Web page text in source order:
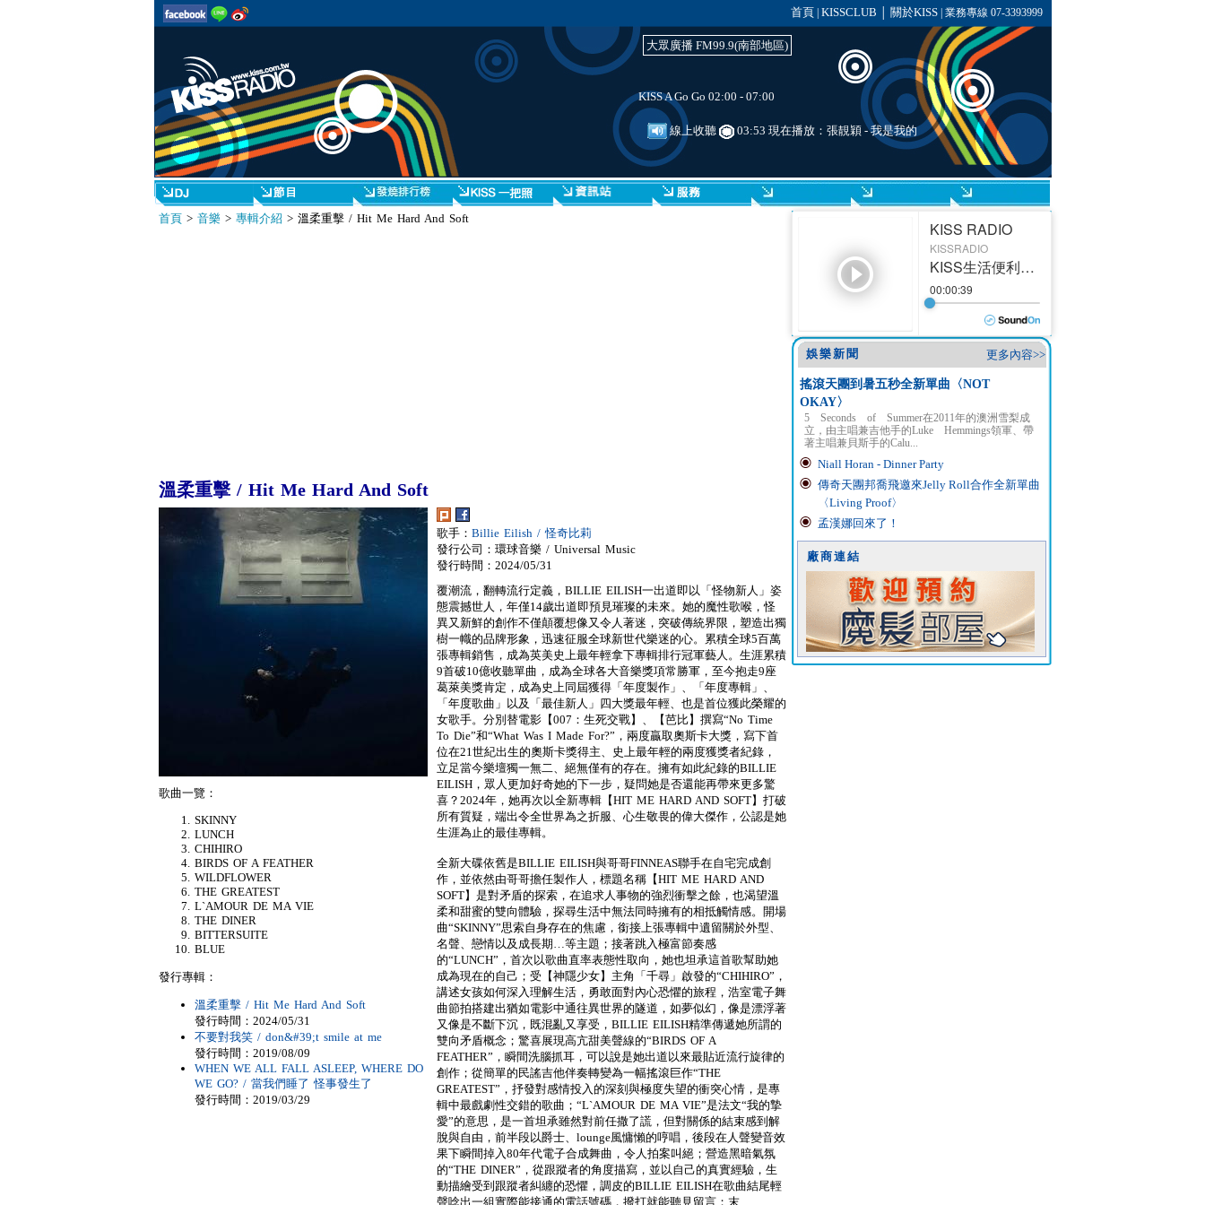
首頁 KISSCLUB 關於KISS| 業務專線 07-3393999
大眾廣播 FM99.9(南部地區)
KISS A Go Go 02:00 - 07:00
線上收聽 03:53 現在播放： 張靚穎-我是我的
首頁> 音樂> 專輯介紹 > 溫柔重擊 / Hit Me Hard And Soft
溫柔重擊 / Hit Me Hard And Soft
歌手： Billie Eilish / 怪奇比莉
發行公司：環球音樂 / Universal Music
發行時間：2024/05/31
覆潮流，翻轉流行定義，BILLIE EILISH一出道即以「怪物新人」姿
態震撼世人，年僅14歲出道即預見璀璨的未來。她的魔性歌喉，怪
異又新鮮的創作不僅顛覆想像又令人著迷，突破傳統界限，塑造出獨
樹一幟的品牌形象，迅速征服全球新世代樂迷的心。累積全球5百萬
張專輯銷售，成為英美史上最年輕拿下專輯排行冠軍藝人。生涯累積
9首破10億收聽單曲，成為全球各大音樂獎項常勝軍，至今抱走9座
葛萊美獎肯定，成為史上同屆獲得「年度製作」、「年度專輯」、
「年度歌曲」以及「最佳新人」四大獎最年輕、也是首位獲此榮耀的
女歌手。分別替電影【007：生死交戰】、【芭比】撰寫“No Time
To Die”和“What Was I Made For?”，兩度贏取奧斯卡大獎，寫下首
位在21世紀出生的奧斯卡獎得主、史上最年輕的兩度獲獎者紀錄，
立足當今樂壇獨一無二、絕無僅有的存在。擁有如此紀錄的BILLIE
EILISH，眾人更加好奇她的下一步，疑問她是否還能再帶來更多驚
喜？2024年，她再次以全新專輯【HIT ME HARD AND SOFT】打破
所有質疑，端出令全世界為之折服、心生敬畏的偉大傑作，公認是她
生涯為止的最佳專輯。
全新大碟依舊是BILLIE EILISH與哥哥FINNEAS聯手在自宅完成創
作，並依然由哥哥擔任製作人，標題名稱【HIT ME HARD AND
SOFT】是對矛盾的探索，在追求人事物的強烈衝擊之餘，也渴望溫
柔和甜蜜的雙向體驗，探尋生活中無法同時擁有的相抵觸情感。開場
曲“SKINNY”思索自身存在的焦慮，銜接上張專輯中遺留關於外型、
名聲、戀情以及成長期…等主題；接著跳入極富節奏感
的“LUNCH”，首次以歌曲直率表態性取向，她也坦承這首歌幫助她
成為現在的自己；受【神隱少女】主角「千尋」啟發的“CHIHIRO”，
講述女孩如何深入理解生活，勇敢面對內心恐懼的旅程，浩室電子舞
曲節拍搭建出猶如電影中通往異世界的隧道，如夢似幻，像是漂浮著
又像是不斷下沉，既混亂又享受，BILLIE EILISH精準傳遞她所謂的
雙向矛盾概念；驚喜展現高亢甜美聲線的“BIRDS OF A
FEATHER”，瞬間洗腦抓耳，可以說是她出道以來最貼近流行旋律的
創作；從簡單的民謠吉他伴奏轉變為一幅搖滾巨作“THE
GREATEST”，抒發對感情投入的深刻與極度失望的衝突心情，是專
輯中最戲劇性交錯的歌曲；“L`AMOUR DE MA VIE”是法文“我的摯
愛”的意思，是一首坦承雖然對前任撒了謊，但對關係的結束感到解
脫與自由，前半段以爵士、lounge風慵懶的哼唱，後段在人聲變音效
果下瞬間掉入80年代電子合成舞曲，令人拍案叫絕；營造黑暗氣氛
的“THE DINER”，從跟蹤者的角度描寫，並以自己的真實經驗，生
動描繪受到跟蹤者糾纏的恐懼，調皮的BILLIE EILISH在歌曲結尾輕
聲唸出一組實際能接通的電話號碼，撥打就能聽見留言；末
歌曲一覽：
SKINNY
LUNCH
CHIHIRO
BIRDS OF A FEATHER
WILDFLOWER
THE GREATEST
L`AMOUR DE MA VIE
THE DINER
BITTERSUITE
BLUE
發行專輯：
溫柔重擊 / Hit Me Hard And Soft
發行時間：2024/05/31
不要對我笑 / don&#39;t smile at me
發行時間：2019/08/09
WHEN WE ALL FALL ASLEEP, WHERE DO
WE GO? / 當我們睡了 怪事發生了
發行時間：2019/03/29
更多內容>>
娛樂新聞
搖滾天團到暑五秒全新單曲〈NOT
OKAY〉
5 Seconds of Summer在2011年的澳洲雪梨成
立，由主唱兼吉他手的Luke Hemmings領軍、帶
著主唱兼貝斯手的Calu...
Niall Horan - Dinner Party
傳奇天團邦喬飛邀來Jelly Roll合作全新單曲
〈Living Proof〉
孟漢娜回來了！
廠商連結